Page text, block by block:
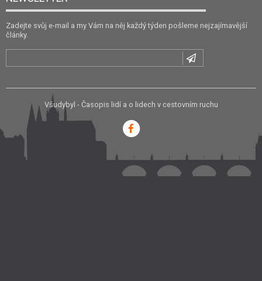
Zadejte svůj e-mail a my Vám na něj každý týden pošleme nejzajímavější
články.
Všudybyl - Časopis lidí a o lidech v cestovním ruchu